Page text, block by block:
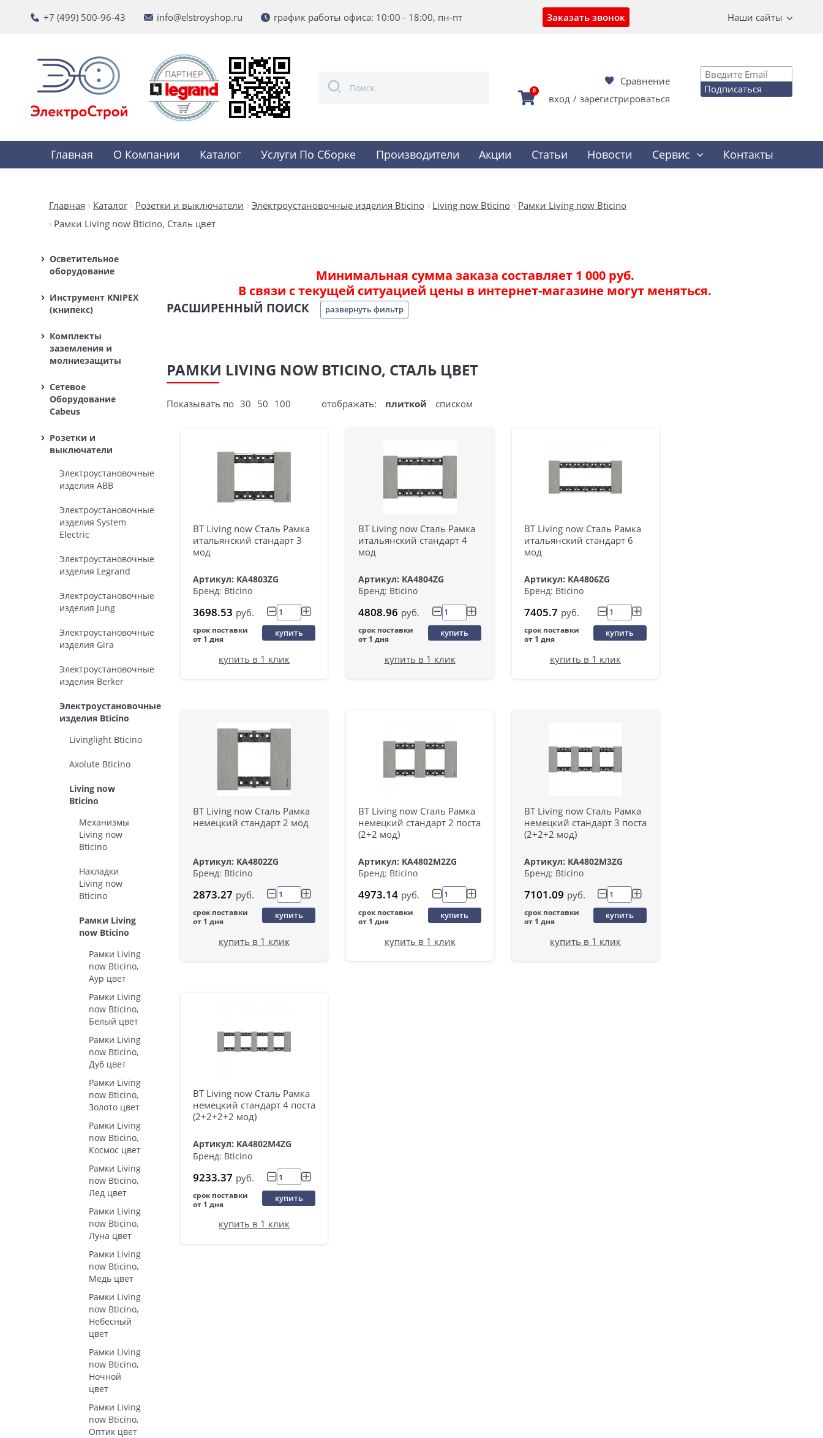
+7 (499) 500-96-43 info@elstroyshop.ru график работы офиса: 10:00 - 18:00, пн-пт Заказать звонок Наши сайты
Сравнение
0
вход / зарегистрироваться
Подписаться
Главная О Компании Каталог Услуги По Сборке Производители Акции Статьи Новости Сервис Контакты
Главная Каталог Розетки и выключатели Электроустановочные изделия Bticino Living now Bticino
Рамки Living now Bticino
Рамки Living now Bticino, Сталь цвет
Осветительное
оборудование
Инструмент KNIPEX
(книпекс)
Комплекты
заземления и
молниезащиты
Сетевое
Оборудование
Cabeus
Розетки и
выключатели
Электроустановочные
изделия ABB
Электроустановочные
изделия System
Electric
Электроустановочные
изделия Legrand
Электроустановочные
изделия Jung
Электроустановочные
изделия Gira
Электроустановочные
изделия Berker
Электроустановочные
изделия Bticino
Livinglight Bticino
Axolute Bticino
Living now
Bticino
Механизмы
Living now
Bticino
Накладки
Living now
Bticino
Рамки Living
now Bticino
Рамки Living
now Bticino,
Аур цвет
Рамки Living
now Bticino,
Белый цвет
Рамки Living
now Bticino,
Дуб цвет
Рамки Living
now Bticino,
Золото цвет
Рамки Living
now Bticino,
Космос цвет
Рамки Living
now Bticino,
Лед цвет
Рамки Living
now Bticino,
Луна цвет
Рамки Living
now Bticino,
Медь цвет
Рамки Living
now Bticino,
Небесный
цвет
Рамки Living
now Bticino,
Ночной
цвет
Рамки Living
now Bticino,
Оптик цвет
Минимальная сумма заказа составляет 1 000 руб.
В связи с текущей ситуацией цены в интернет-магазине могут меняться.
РАСШИРЕННЫЙ ПОИСК развернуть фильтр
РАМКИ LIVING NOW BTICINO, СТАЛЬ ЦВЕТ
Показывать по 30 50 100 отображать: плиткой списком
BT Living now Сталь Рамка
итальянский стандарт 3
мод
Артикул: KA4803ZG
Бренд: Bticino
3698.53 руб.
срок поставки
от 1 дня
купить
купить в 1 клик
BT Living now Сталь Рамка
итальянский стандарт 4
мод
Артикул: KA4804ZG
Бренд: Bticino
4808.96 руб.
срок поставки
от 1 дня
купить
купить в 1 клик
BT Living now Сталь Рамка
итальянский стандарт 6
мод
Артикул: KA4806ZG
Бренд: Bticino
7405.7 руб.
срок поставки
от 1 дня
купить
купить в 1 клик
BT Living now Сталь Рамка
немецкий стандарт 2 мод
Артикул: KA4802ZG
Бренд: Bticino
2873.27 руб.
срок поставки
от 1 дня
купить
купить в 1 клик
BT Living now Сталь Рамка
немецкий стандарт 2 поста
(2+2 мод)
Артикул: KA4802M2ZG
Бренд: Bticino
4973.14 руб.
срок поставки
от 1 дня
купить
купить в 1 клик
BT Living now Сталь Рамка
немецкий стандарт 3 поста
(2+2+2 мод)
Артикул: KA4802M3ZG
Бренд: Bticino
7101.09 руб.
срок поставки
от 1 дня
купить
купить в 1 клик
BT Living now Сталь Рамка
немецкий стандарт 4 поста
(2+2+2+2 мод)
Артикул: KA4802M4ZG
Бренд: Bticino
9233.37 руб.
срок поставки
от 1 дня
купить
купить в 1 клик